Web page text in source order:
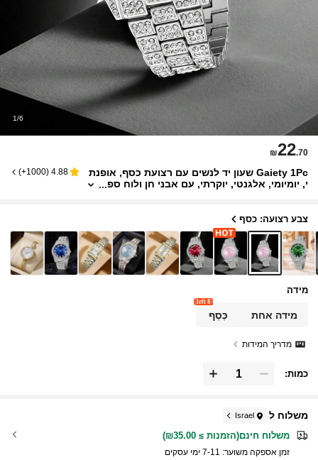
1/6
₪22.70
Gaiety 1Pc שעון יד לנשים עם רצועת כסף, אופנת
י, יומיומי, אלגנטי, יוקרתי, עם אבני חן ולוח ספ
אופנתי לנשים, שעון יד לנשים, מתנה לנשים, מתנה
לחברים, מתנה ליום האהבה, מתנה לחברה
4.88
(
1000+
)
צבע רצועה: כסף
מידה
מידה אחת כֶּסֶף
8 left
מדריך המידות
כמות:
משלוח ל Israel
משלוח חינם(הזמנות ≥ ₪35.00)
זמן אספקה ​​משוער: 7-11 ימי עסקים